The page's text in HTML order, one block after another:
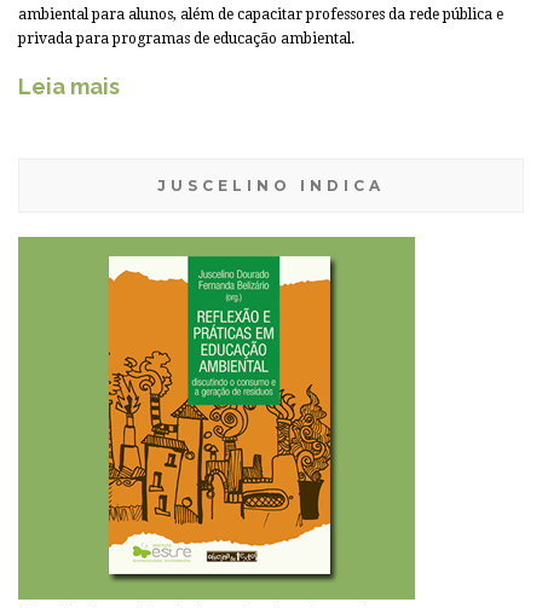
ambiental para alunos, além de capacitar professores da rede pública e
privada para programas de educação ambiental.
Leia mais
JUSCELINO INDICA